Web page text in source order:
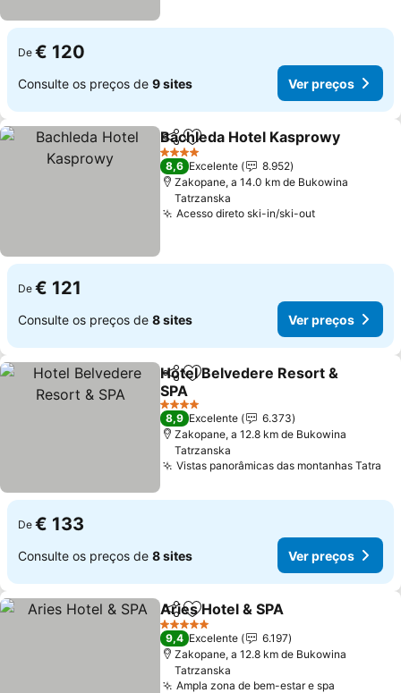
De € 120
Consulte os preços de 9 sites Ver preços
PartilharAdicionar aos favoritos
Bachleda Hotel Kasprowy
4 Estrelas
8,6 Excelente
8.952
Zakopane, a 14.0 km de Bukowina
Tatrzanska
Acesso direto ski-in/ski-out
De € 121
Consulte os preços de 8 sites Ver preços
PartilharAdicionar aos favoritos
Hotel Belvedere Resort &
SPA
4 Estrelas
8,9 Excelente
6.373
Zakopane, a 12.8 km de Bukowina
Tatrzanska
Vistas panorâmicas das montanhas Tatra
De € 133
Consulte os preços de 8 sites Ver preços
PartilharAdicionar aos favoritos
Aries Hotel & SPA
5 Estrelas
9,4 Excelente
6.197
Zakopane, a 12.8 km de Bukowina
Tatrzanska
Ampla zona de bem-estar e spa